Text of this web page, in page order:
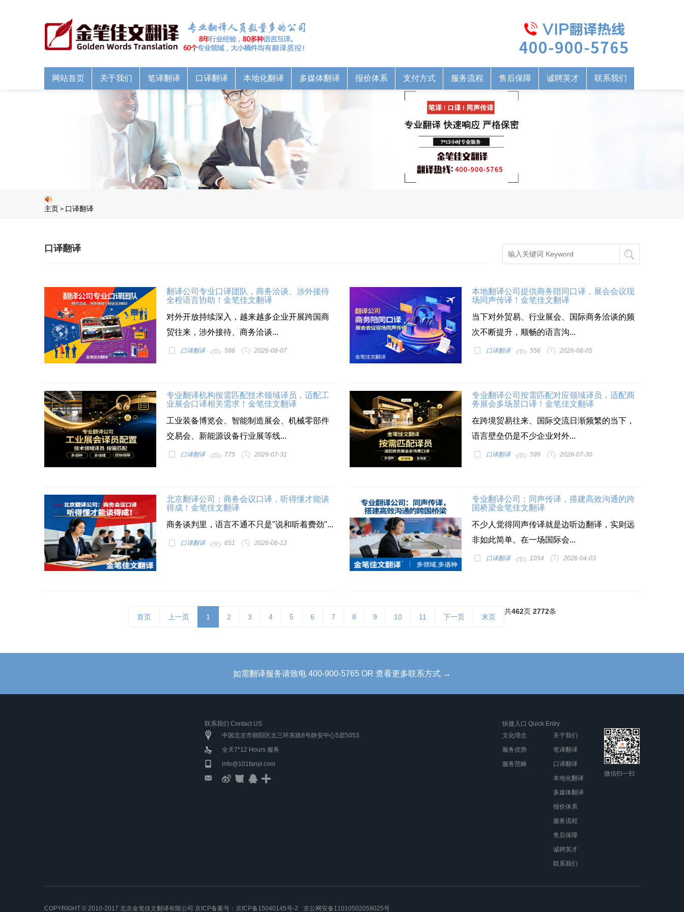
网站首页 关于我们 笔译翻译 口译翻译 本地化翻译 多媒体翻译 报价体系 支付方式 服务流程 售后保障 诚聘英才 联系我们
主页 > 口译翻译
口译翻译
翻译公司专业口译团队，商务洽谈、涉外接待
全程语言协助！金笔佳文翻译
对外开放持续深入，越来越多企业开展跨国商
贸往来，涉外接待、商务洽谈...
口译翻译 596 2026-08-07
本地翻译公司提供商务陪同口译，展会会议现
场同声传译！金笔佳文翻译
当下对外贸易、行业展会、国际商务洽谈的频
次不断提升，顺畅的语言沟...
口译翻译 556 2026-08-05
专业翻译机构按需匹配技术领域译员，适配工
业展会口译相关需求！金笔佳文翻译
工业装备博览会、智能制造展会、机械零部件
交易会、新能源设备行业展等线...
口译翻译 775 2026-07-31
专业翻译公司按需匹配对应领域译员，适配商
务展会多场景口译！金笔佳文翻译
在跨境贸易往来、国际交流日渐频繁的当下，
语言壁垒仍是不少企业对外...
口译翻译 599 2026-07-30
北京翻译公司：商务会议口译，听得懂才能谈
得成！金笔佳文翻译
商务谈判里，语言不通不只是"说和听着费劲"...
口译翻译 651 2026-06-12
专业翻译公司：同声传译，搭建高效沟通的跨
国桥梁金笔佳文翻译
不少人觉得同声传译就是边听边翻译，实则远
非如此简单。在一场国际会...
口译翻译 1054 2026-04-03
首页 上一页 1 2 3 4 5 6 7 8 9 10 11 下一页 末页
共462页 2772条
如需翻译服务请致电 400-900-5765 OR 查看更多联系方式 →
联系我们 Contact US
中国北京市朝阳区北三环东路8号静安中心5层5053
全天7*12 Hours 服务
info@101fanyi.com
快捷入口 Quick Entry
文化理念
服务优势
服务范畴
关于我们
笔译翻译
口译翻译
本地化翻译
多媒体翻译
报价体系
服务流程
售后保障
诚聘英才
联系我们
微信扫一扫
COPYRIGHT © 2010-2017 北京金笔佳文翻译有限公司 京ICP备案号： 京ICP备15040145号-2 京公网安备11010502059025号